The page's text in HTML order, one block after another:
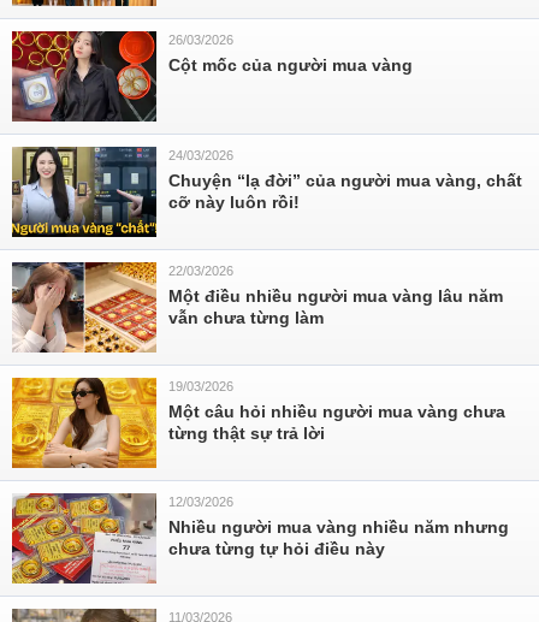
26/03/2026
Cột mốc của người mua vàng
24/03/2026
Chuyện “lạ đời” của người mua vàng, chất
cỡ này luôn rồi!
22/03/2026
Một điều nhiều người mua vàng lâu năm
vẫn chưa từng làm
19/03/2026
Một câu hỏi nhiều người mua vàng chưa
từng thật sự trả lời
12/03/2026
Nhiều người mua vàng nhiều năm nhưng
chưa từng tự hỏi điều này
11/03/2026